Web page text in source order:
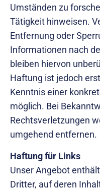
Umständen zu
Tätigkeit hinweisen.
Entfernung oder
Informationen nach
bleiben hiervon
Haftung ist jedoch
Kenntnis einer
möglich. Bei
Rechtsverletzungen
umgehend entfernen.
Haftung für Links
Unser Angebot
Dritter, auf deren